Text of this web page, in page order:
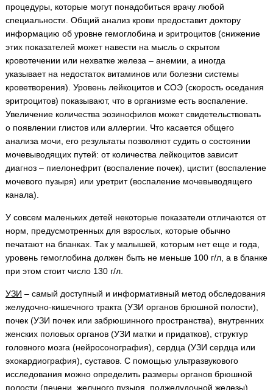
процедуры, которые могут понадобиться врачу любой
специальности. Общий анализ крови предоставит доктору
информацию об уровне гемоглобина и эритроцитов (снижение
этих показателей может навести на мысль о скрытом
кровотечении или нехватке железа – анемии, а иногда
указывает на недостаток витаминов или болезни системы
кроветворения). Уровень лейкоцитов и СОЭ (скорость оседания
эритроцитов) показывают, что в организме есть воспаление.
Увеличение количества эозинофилов может свидетельствовать
о появлении глистов или аллергии. Что касается общего
анализа мочи, его результаты позволяют судить о состоянии
мочевыводящих путей: от количества лейкоцитов зависит
диагноз – пиелонефрит (воспаление почек), цистит (воспаление
мочевого пузыря) или уретрит (воспаление мочевыводящего
канала).
У совсем маленьких детей некоторые показатели отличаются от
норм, предусмотренных для взрослых, которые обычно
печатают на бланках. Так у малышей, которым нет еще и года,
уровень гемоглобина должен быть не меньше 100 г/л, а в бланке
при этом стоит число 130 г/л.
УЗИ – самый доступный и информативный метод обследования
желудочно-кишечного тракта (УЗИ органов брюшной полости),
почек (УЗИ почек или забрюшинного пространства), внутренних
женских половых органов (УЗИ матки и придатков), структур
головного мозга (нейросонография), сердца (УЗИ сердца или
эхокардиография), суставов. С помощью ультразвукового
исследования можно определить размеры органов брюшной
полости (печени, желчного пузыря, поджелудочной железы),